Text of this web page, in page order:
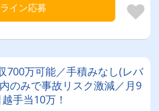
イン応募
700万可能／手積みなし(レバ
のみで事故リスク激減／月9
手当10万！